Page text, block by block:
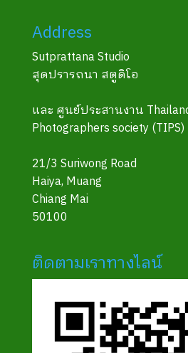
Address
Sutprattana Studio
สุดปรารถนา สตูดิโอ
และ ศูนย์ประสานงาน
Photographers society (TIPS)
21/3 Suriwong Road
Haiya, Muang
Chiang Mai
50100
ติดตามเราทางไลน์